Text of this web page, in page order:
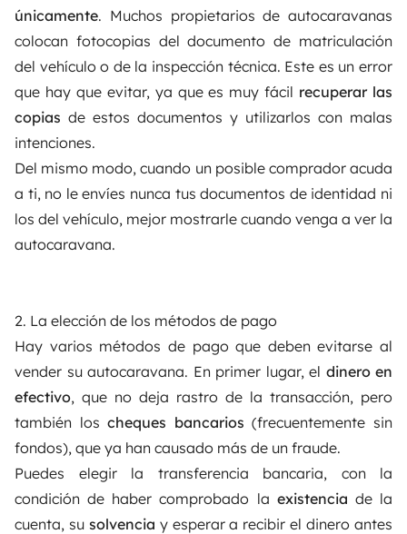
únicamente. Muchos propietarios de autocaravanas
colocan fotocopias del documento de matriculación
del vehículo o de la inspección técnica. Este es un error
que hay que evitar, ya que es muy fácil recuperar las
copias de estos documentos y utilizarlos con malas
intenciones.
Del mismo modo, cuando un posible comprador acuda
a ti, no le envíes nunca tus documentos de identidad ni
los del vehículo, mejor mostrarle cuando venga a ver la
autocaravana.
2. La elección de los métodos de pago
Hay varios métodos de pago que deben evitarse al
vender su autocaravana. En primer lugar, el dinero en
efectivo, que no deja rastro de la transacción, pero
también loscheques bancarios (frecuentemente sin
fondos), que ya han causado más de un fraude.
Puedes elegir la transferencia bancaria, con la
condición de haber comprobado la existencia de la
cuenta, su solvencia y esperar a recibir el dinero antes